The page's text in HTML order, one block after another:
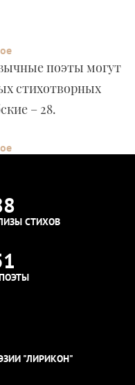
поэты могут
стихотворных
– 28.
СТИХОВ
"ЛИРИКОН"